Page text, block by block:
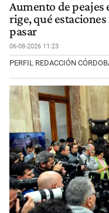
Aumento de peajes
rige, qué
pasar
06-08-2026 11:23
PERFIL REDACCIÓN